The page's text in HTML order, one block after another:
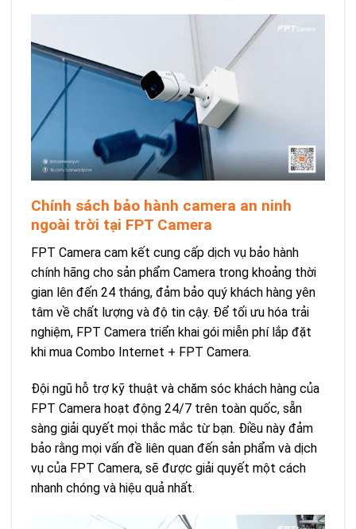
Chính sách bảo hành camera an ninh
ngoài trời tại FPT Camera
FPT Camera cam kết cung cấp dịch vụ bảo hành
chính hãng cho sản phẩm Camera trong khoảng thời
gian lên đến 24 tháng, đảm bảo quý khách hàng yên
tâm về chất lượng và độ tin cậy. Để tối ưu hóa trải
nghiệm, FPT Camera triển khai gói miễn phí lắp đặt
khi mua Combo Internet + FPT Camera.
Đội ngũ hỗ trợ kỹ thuật và chăm sóc khách hàng của
FPT Camera hoạt động 24/7 trên toàn quốc, sẵn
sàng giải quyết mọi thắc mắc từ bạn. Điều này đảm
bảo rằng mọi vấn đề liên quan đến sản phẩm và dịch
vụ của FPT Camera, sẽ được giải quyết một cách
nhanh chóng và hiệu quả nhất.